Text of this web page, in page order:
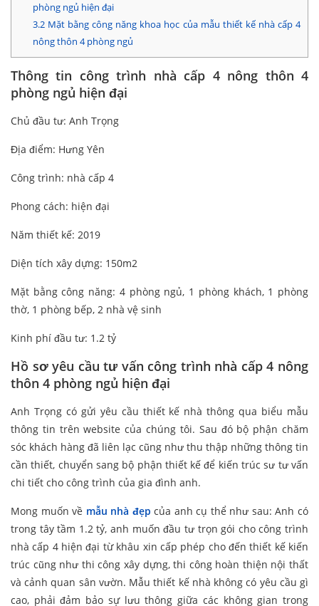
phòng ngủ hiện đại
3.2Mặt bằng công năng khoa học của mẫu thiết kế nhà cấp 4
nông thôn 4 phòng ngủ
Thông tin công trình nhà cấp 4 nông thôn 4
phòng ngủ hiện đại
Chủ đầu tư: Anh Trọng
Địa điểm: Hưng Yên
Công trình: nhà cấp 4
Phong cách: hiện đại
Năm thiết kế: 2019
Diện tích xây dựng: 150m2
Mặt bằng công năng: 4 phòng ngủ, 1 phòng khách, 1 phòng
thờ, 1 phòng bếp, 2 nhà vệ sinh
Kinh phí đầu tư: 1.2 tỷ
Hồ sơ yêu cầu tư vấn công trình nhà cấp 4 nông
thôn 4 phòng ngủ hiện đại
Anh Trọng có gửi yêu cầu thiết kế nhà thông qua biểu mẫu
thông tin trên website của chúng tôi. Sau đó bộ phận chăm
sóc khách hàng đã liên lạc cũng như thu thập những thông tin
cần thiết, chuyển sang bộ phận thiết kế để kiến trúc sư tư vấn
chi tiết cho công trình của gia đình anh.
Mong muốn về mẫu nhà đẹp của anh cụ thể như sau: Anh có
trong tây tầm 1.2 tỷ, anh muốn đầu tư trọn gói cho công trình
nhà cấp 4 hiện đại từ khâu xin cấp phép cho đến thiết kế kiến
trúc cũng như thi công xây dựng, thi công hoàn thiện nội thất
và cảnh quan sân vườn. Mẫu thiết kế nhà không có yêu cầu gì
cao, phải đảm bảo sự lưu thông giữa các không gian trong